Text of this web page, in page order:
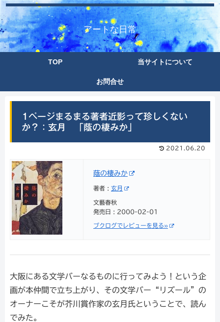
アートな日常
TOP 当サイトについて
お問合せ
1ページまるまる著者近影って珍しくない
か？：玄月 「蔭の棲みか」
2021.06.20
蔭の棲みか
著者 : 玄月
文藝春秋
発売日 : 2000-02-01
ブクログでレビューを見る»
大阪にある文学バーなるものに行ってみよう！という企
画が本仲間で立ち上がり、その文学バー“リズール”の
オーナーこそが芥川賞作家の玄月氏ということで、読ん
でみた。